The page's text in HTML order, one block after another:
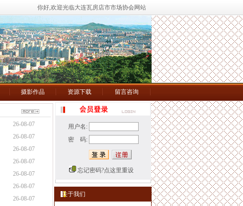
你好,欢迎光临大连瓦房店市市场协会网站
摄影作品 资源下载 留言咨询
26-08-07
26-08-07
26-08-07
26-08-07
26-08-07
26-08-07
26-08-07
用户名:
密 码:
忘记密码?点这里重设
关于我们